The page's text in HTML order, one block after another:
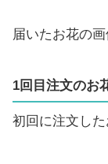
届いたお花の
1回目注文のお
初回に注文した